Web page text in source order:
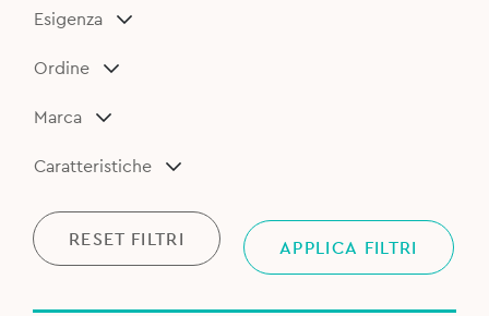
Esigenza
Ordine
Marca
Caratteristiche
RESET FILTRI APPLICA FILTRI